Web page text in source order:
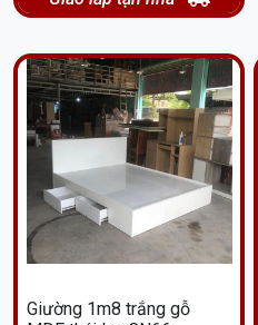
Giường 1m8 trắng gỗ